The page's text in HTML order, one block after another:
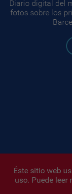
Diario digital del
fotos sobre los
Infonegocios 2026
Éste sitio web
uso. Puede leer